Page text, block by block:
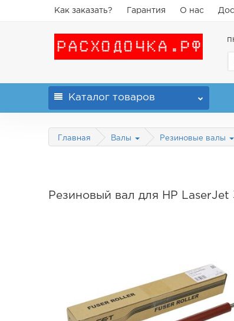
Как заказать? Гарантия О нас
Каталог товаров
Главная Валы Резиновые валы
Резиновый вал для HP